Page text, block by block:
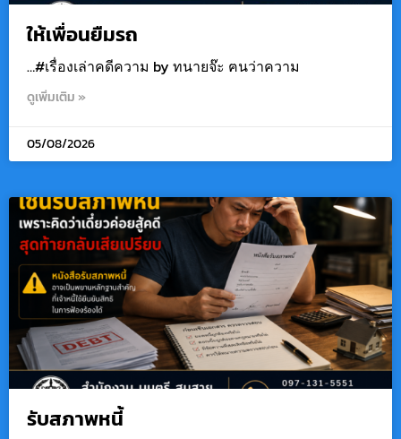
ให้เพื่อนยืมรถ
…#เรื่องเล่าคดีความ by ทนายจ๊ะ ฅนว่าความ
ดูเพิ่มเติม »
05/08/2026
รับสภาพหนี้